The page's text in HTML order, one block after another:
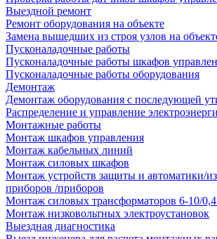
Выездной ремонт
Ремонт оборудования на объекте
Замена вышедших из строя узлов на
Пусконаладочные работы
Пусконаладочные работы шкафов
Пусконаладочные работы оборудования
Демонтаж
Демонтаж оборудования с последующей
Распределение и управление
Монтажные работы
Монтаж шкафов управления
Монтаж кабельных линий
Монтаж силовых шкафов
Монтаж устройств защиты и автоматики/
приборов /приборов
Монтаж силовых трансформаторов 6-10/
Монтаж низковольтных электроустановок
Выездная диагностика